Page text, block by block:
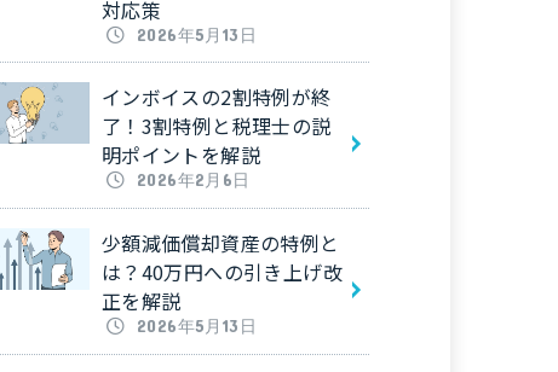
対応策
2026年5月13日
インボイスの2割特例が終
了！3割特例と税理士の説
明ポイントを解説
2026年2月6日
少額減価償却資産の特例と
は？40万円への引き上げ改
正を解説
2026年5月13日